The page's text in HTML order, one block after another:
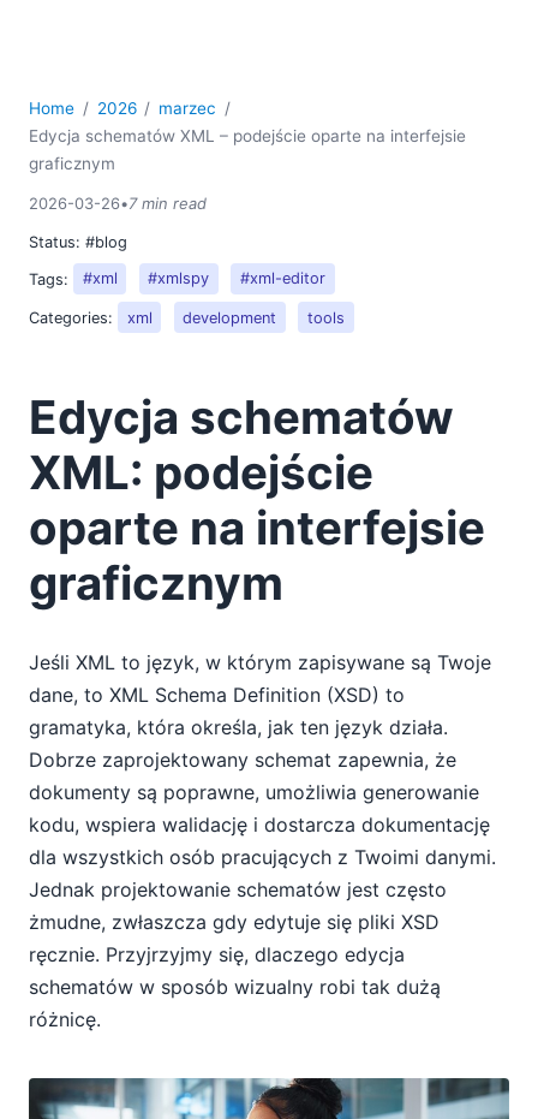
Home 2026
marzec
Edycja schematów XML – podejście oparte na interfejsie
graficznym
2026-03-26•7 min read
Status: #blog
Tags:
#xml #xmlspy #xml-editor
Categories: xml development tools
Edycja schematów
XML: podejście
oparte na interfejsie
graficznym
Jeśli XML to język, w którym zapisywane są Twoje
dane, to XML Schema Definition (XSD) to
gramatyka, która określa, jak ten język działa.
Dobrze zaprojektowany schemat zapewnia, że
dokumenty są poprawne, umożliwia generowanie
kodu, wspiera walidację i dostarcza dokumentację
dla wszystkich osób pracujących z Twoimi danymi.
Jednak projektowanie schematów jest często
żmudne, zwłaszcza gdy edytuje się pliki XSD
ręcznie. Przyjrzyjmy się, dlaczego edycja
schematów w sposób wizualny robi tak dużą
różnicę.